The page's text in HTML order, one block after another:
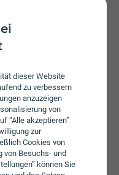
dieser Website
zu verbessern
anzuzeigen
von
“Alle akzeptieren”
zur
Cookies von
von Besuchs- und
können Sie
mAh
128 GB
4.4.3 KitKat
Core